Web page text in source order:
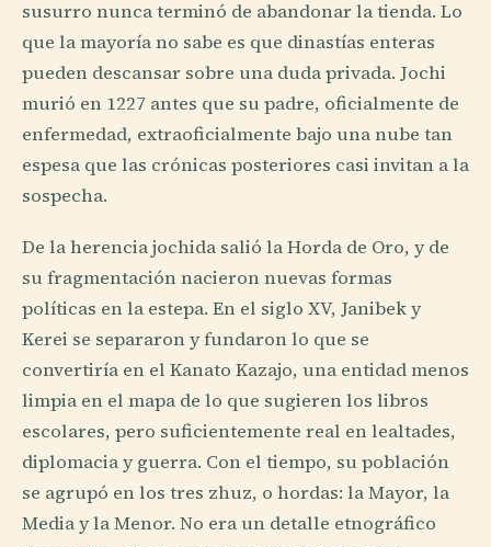
susurro nunca terminó de abandonar la tienda. Lo
que la mayoría no sabe es que dinastías enteras
pueden descansar sobre una duda privada. Jochi
murió en 1227 antes que su padre, oficialmente de
enfermedad, extraoficialmente bajo una nube tan
espesa que las crónicas posteriores casi invitan a la
sospecha.
De la herencia jochida salió la Horda de Oro, y de
su fragmentación nacieron nuevas formas
políticas en la estepa. En el siglo XV, Janibek y
Kerei se separaron y fundaron lo que se
convertiría en el Kanato Kazajo, una entidad menos
limpia en el mapa de lo que sugieren los libros
escolares, pero suficientemente real en lealtades,
diplomacia y guerra. Con el tiempo, su población
se agrupó en los tres zhuz, o hordas: la Mayor, la
Media y la Menor. No era un detalle etnográfico